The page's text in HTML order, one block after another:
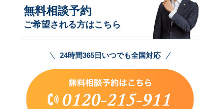
無料相談予約
ご希望される方はこちら
24時間365日いつでも全国対応